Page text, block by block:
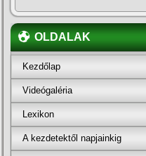
OLDALAK
Kezdőlap
Videógaléria
Lexikon
A kezdetektől napjainkig